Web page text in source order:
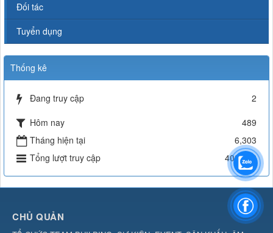
Đối tác
Tuyển dụng
Thống kê
Đang truy cập
2
Hôm nay
489
Tháng hiện tại
6,303
Tổng lượt truy cập
402,388
CHỦ QUẢN